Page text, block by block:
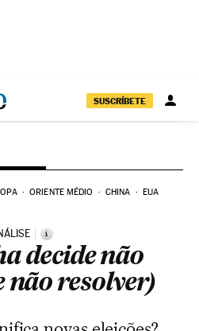
SUSCRÍBETE
ORIENTE MÉDIO CHINA EUA
i
decide não
não resolver)